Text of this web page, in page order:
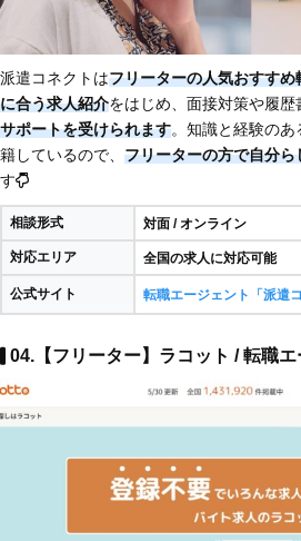
派遣コネクトはフリーターの人気おすすめ
に合う求人紹介をはじめ、面接対策や履歴
サポートを受けられます。知識と経験の
籍しているので、 フリーターの方で自分
す
相談形式 対面 / オンライン
対応エリア 全国の求人に対応可能
公式サイト 転職エージェント「派遣
04.【フリーター】ラコット / 転職エ